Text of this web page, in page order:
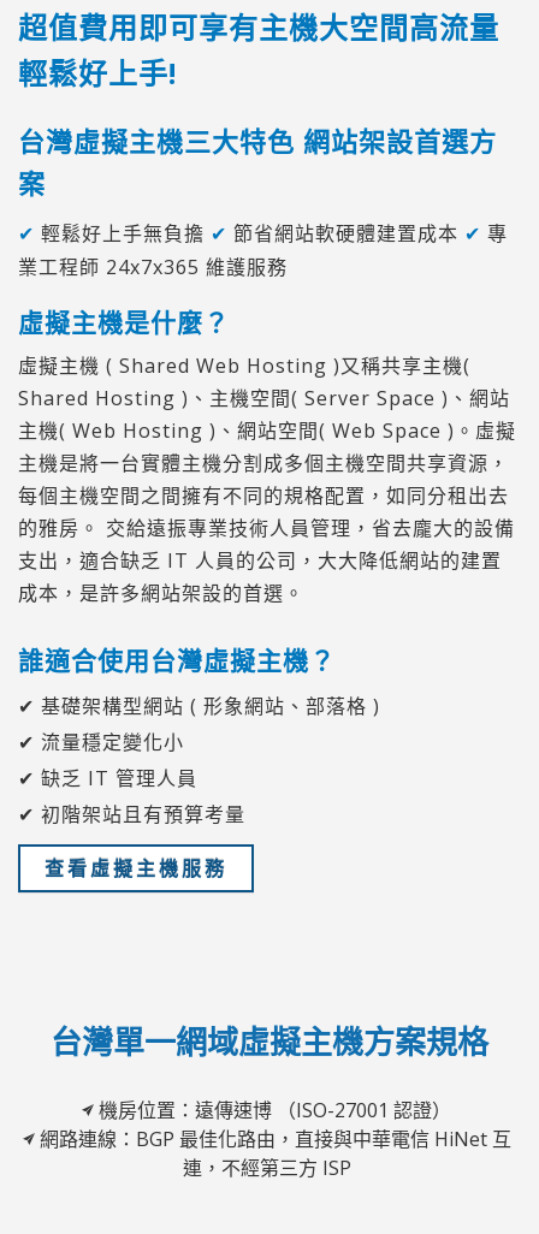
超值費用即可享有主機大空間高流量
輕鬆好上手!
台灣虛擬主機三大特色 網站架設首選方
案
✔ 輕鬆好上手無負擔 ✔ 節省網站軟硬體建置成本 ✔ 專
業工程師 24x7x365 維護服務
虛擬主機是什麼？
虛擬主機 ( Shared Web Hosting )又稱共享主機(
Shared Hosting )、主機空間( Server Space )、網站
主機( Web Hosting )、網站空間( Web Space )。虛擬
主機是將一台實體主機分割成多個主機空間共享資源，
每個主機空間之間擁有不同的規格配置，如同分租出去
的雅房。 交給遠振專業技術人員管理，省去龐大的設備
支出，適合缺乏 IT 人員的公司，大大降低網站的建置
成本，是許多網站架設的首選。
誰適合使用台灣虛擬主機？
✔ 基礎架構型網站 ( 形象網站、部落格 )
✔ 流量穩定變化小
✔ 缺乏 IT 管理人員
✔ 初階架站且有預算考量
查看虛擬主機服務
台灣單一網域虛擬主機方案規格
機房位置：遠傳速博 （ISO-27001 認證）
網路連線：BGP 最佳化路由，直接與中華電信 HiNet 互
連，不經第三方 ISP